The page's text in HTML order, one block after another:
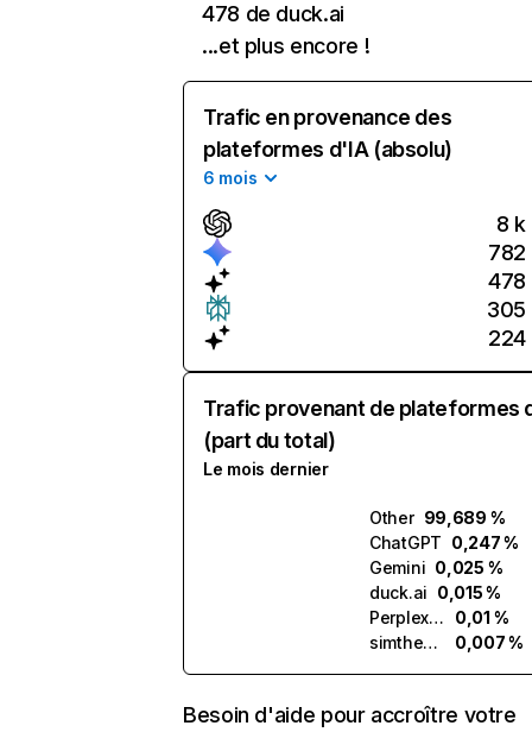
478 de duck.ai
...et plus encore !
Trafic en provenance des
plateformes d'IA (absolu)
6 mois
8 k
782
478
305
224
Trafic provenant de plateformes
(part du total)
Le mois dernier
Other 99,689 %
ChatGPT 0,247 %
Gemini 0,025 %
duck.ai 0,015 %
Perplexity
0,01 %
simtheory.ai
0,007 %
Besoin d'aide pour accroître votre